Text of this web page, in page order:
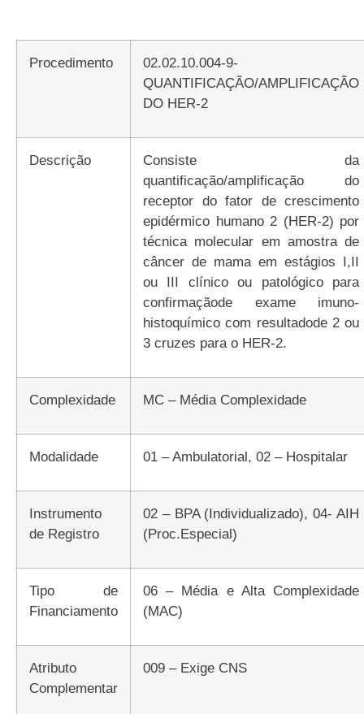
Procedimento
02.02.10.004-9-
QUANTIFICAÇÃO/AMPLIFICAÇÃO
DO HER-2
Descrição
Consiste da
quantificação/amplificação do
receptor do fator de crescimento
epidérmico humano 2 (HER-2) por
técnica molecular em amostra de
câncer de mama em estágios I,II
ou III clínico ou patológico para
confirmaçãode exame imuno-
histoquímico com resultadode 2 ou
3 cruzes para o HER-2.
Complexidade MC – Média Complexidade
Modalidade 01 – Ambulatorial, 02 – Hospitalar
Instrumento
de Registro
02 – BPA (Individualizado), 04- AIH
(Proc.Especial)
Tipo de
Financiamento
06 – Média e Alta Complexidade
(MAC)
Atributo
Complementar
009 – Exige CNS